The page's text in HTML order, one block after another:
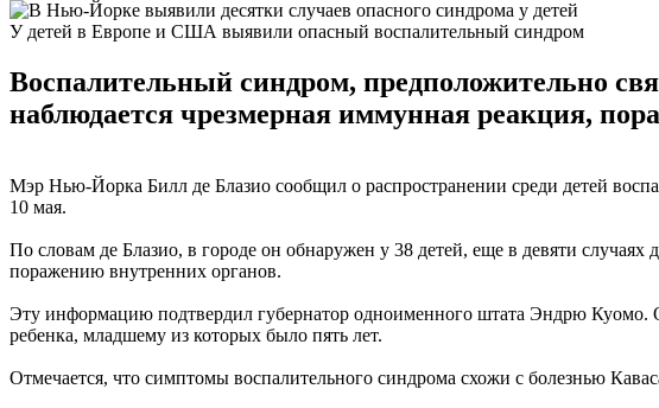
У детей в Европе и США выявили опасный воспалительный синдром
Воспалительный синдром, предположительно
наблюдается чрезмерная иммунная реакция,
Мэр Нью-Йорка Билл де Блазио сообщил о распространении среди детей
10 мая.
По словам де Блазио, в городе он обнаружен у 38 детей, еще в девяти
поражению внутренних органов.
Эту информацию подтвердил губернатор одноименного штата Эндрю Куомо.
ребенка, младшему из которых было пять лет.
Отмечается, что симптомы воспалительного синдрома схожи с болезнью